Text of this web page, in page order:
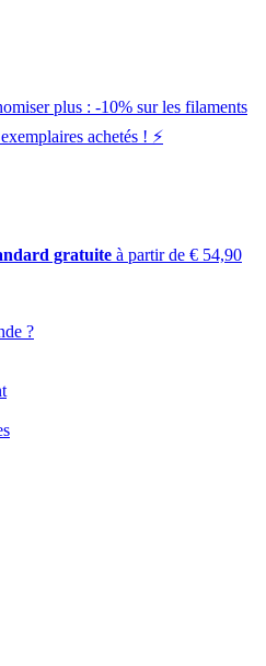
plus : -10% sur les filaments
achetés ! ⚡️
gratuite à partir de € 54,90
?